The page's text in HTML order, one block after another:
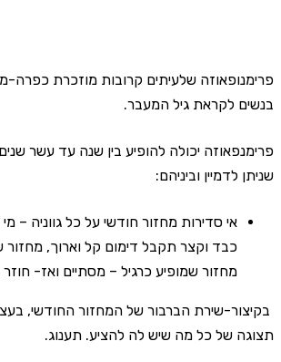
פרימנופאוזה שלעיתים קרובות מוזכרת כפרה-
בנשים לקראת גיל המעבר.
פרימנפאוזה יכולה להופיע בין שנה עד עשר
שניתן לדמיין וביניהם:
אי סדירות מחזור חודשי על כל גווניה –
כבד וקצר תקבל דימום קל וארוך,
מחזור שמופיע כרגיל – מסתיים ואז-
בקיצור-שירת הברבור של המחזור החודשי,
תצוגה של כל מה שיש לה להציע. תענוג.